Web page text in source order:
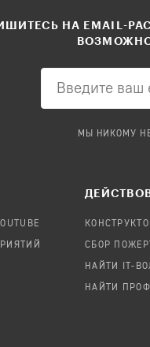
НА EMAIL-
МЫ НИКОМУ
СБОР
НАЙТИ IT-
НАЙТИ